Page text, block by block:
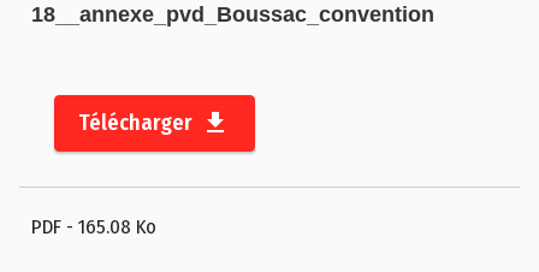
18__annexe_pvd_Boussac_convention
Télécharger
PDF - 165.08 Ko